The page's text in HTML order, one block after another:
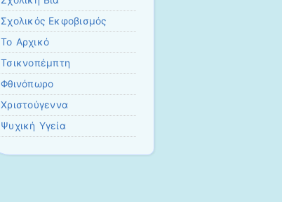
Σχολικός Εκφοβισμός
Το Αρχικό
Τσικνοπέμπτη
Φθινόπωρο
Χριστούγεννα
Ψυχική Υγεία